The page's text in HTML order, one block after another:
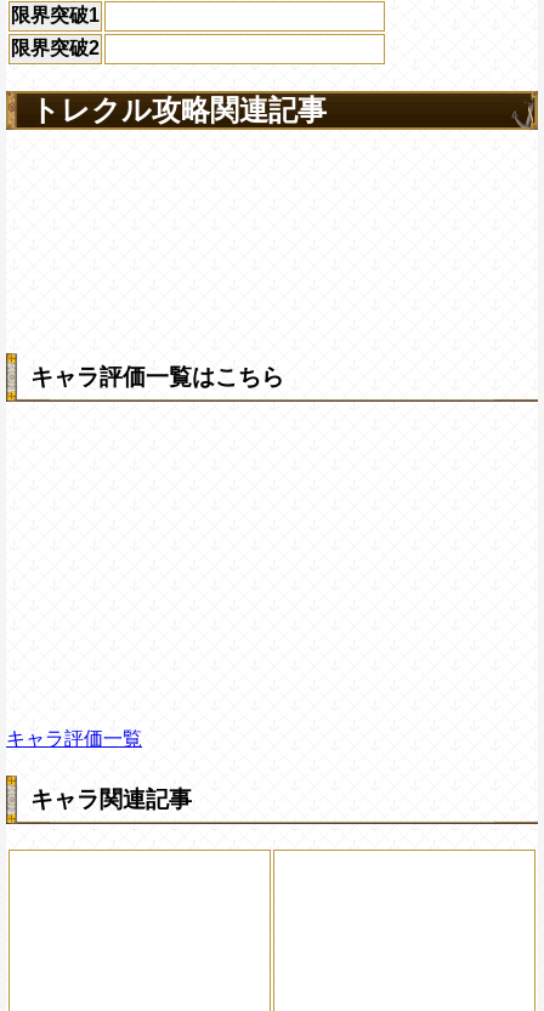
限界突破1
限界突破2
トレクル攻略関連記事
キャラ評価一覧はこちら
キャラ評価一覧
キャラ関連記事